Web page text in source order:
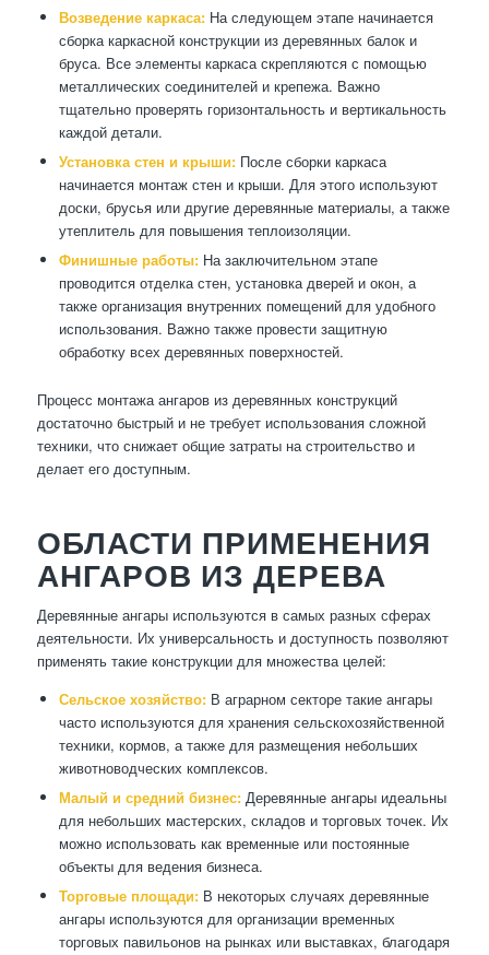
Возведение каркаса:На следующем этапе начинается
сборка каркасной конструкции из деревянных балок и
бруса. Все элементы каркаса скрепляются с помощью
металлических соединителей и крепежа. Важно
тщательно проверять горизонтальность и вертикальность
каждой детали.
Установка стен и крыши:После сборки каркаса
начинается монтаж стен и крыши. Для этого используют
доски, брусья или другие деревянные материалы, а также
утеплитель для повышения теплоизоляции.
Финишные работы:На заключительном этапе
проводится отделка стен, установка дверей и окон, а
также организация внутренних помещений для удобного
использования. Важно также провести защитную
обработку всех деревянных поверхностей.
Процесс монтажа ангаров из деревянных конструкций
достаточно быстрый и не требует использования сложной
техники, что снижает общие затраты на строительство и
делает его доступным.
ОБЛАСТИ ПРИМЕНЕНИЯ
АНГАРОВ ИЗ ДЕРЕВА
Деревянные ангары используются в самых разных сферах
деятельности. Их универсальность и доступность позволяют
применять такие конструкции для множества целей:
Сельское хозяйство:В аграрном секторе такие ангары
часто используются для хранения сельскохозяйственной
техники, кормов, а также для размещения небольших
животноводческих комплексов.
Малый и средний бизнес:Деревянные ангары идеальны
для небольших мастерских, складов и торговых точек. Их
можно использовать как временные или постоянные
объекты для ведения бизнеса.
Торговые площади:В некоторых случаях деревянные
ангары используются для организации временных
торговых павильонов на рынках или выставках, благодаря